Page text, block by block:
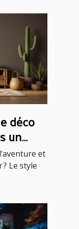
déco
un
et
Le style